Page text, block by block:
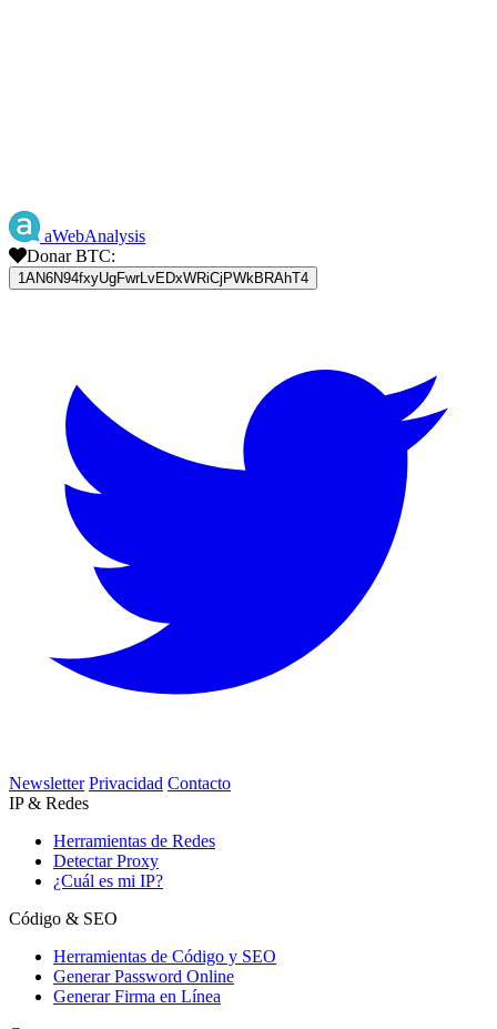
aWebAnalysis
Donar BTC:
1AN6N94fxyUgFwrLvEDxWRiCjPWkBRAhT4
Newsletter Privacidad Contacto
IP & Redes
Herramientas de Redes
Detectar Proxy
¿Cuál es mi IP?
Código & SEO
Herramientas de Código y SEO
Generar Password Online
Generar Firma en Línea